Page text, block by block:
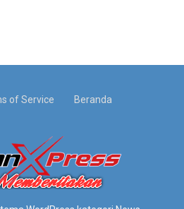
of Service Beranda